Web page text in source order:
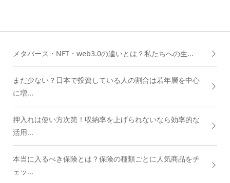
メタバース・NFT・web3.0の違いとは？私たちへの生...
まだ少ない？日本で投資している人の割合は若年層を中心
に増...
押入れは使い方次第！収納率を上げられないなら効率的な
活用...
本当に入るべき保険とは？保険の種類ごとに人気商品をチ
ェッ...